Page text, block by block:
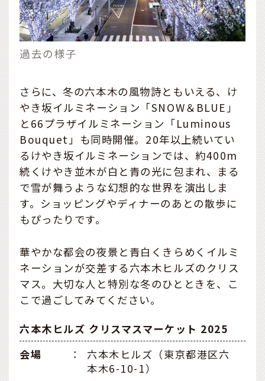
過去の様子
さらに、冬の六本木の風物詩ともいえる、け
やき坂イルミネーション「SNOW＆BLUE」
と66プラザイルミネーション「Luminous
Bouquet」も同時開催。20年以上続いてい
るけやき坂イルミネーションでは、約400m
続くけやき並木が白と青の光に包まれ、まる
で雪が舞うような幻想的な世界を演出しま
す。ショッピングやディナーのあとの散歩に
もぴったりです。
華やかな都会の夜景と青白くきらめくイルミ
ネーションが交差する六本木ヒルズのクリス
マス。大切な人と特別な冬のひとときを、こ
こで過ごしてみてください。
六本木ヒルズ クリスマスマーケット 2025
会場
：
六本木ヒルズ（東京都港区六
本木6-10-1）